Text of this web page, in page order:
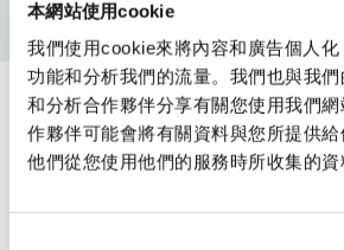
本網站使用cookie
我們使用cookie來將內容和廣告個人
功能和分析我們的流量。我們也與我
和分析合作夥伴分享有關您使用我們
作夥伴可能會將有關資料與您所提供
他們從您使用他們的服務時所收集的資
規格
審美規範